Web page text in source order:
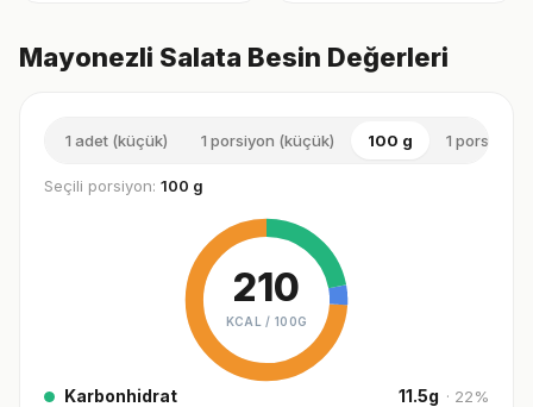
Mayonezli Salata Besin Değerleri
1 adet (küçük) 1 porsiyon (küçük) 100 g 1 porsiyon
Seçili porsiyon: 100 g
210
KCAL / 100G
Karbonhidrat 11.5g · 22%